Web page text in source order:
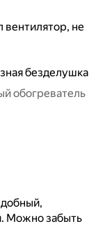
вентилятор, не
безделушка
обогреватель
Можно забыть